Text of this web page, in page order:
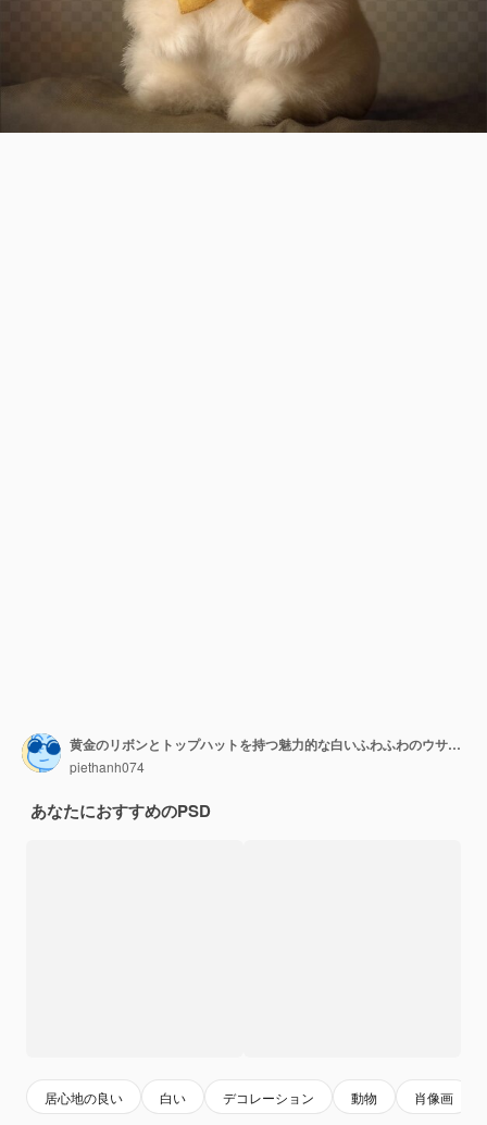
黄金のリボンとトップハットを持つ魅力的な白いふわふわのウサギのおもちゃ
piethanh074
あなたにおすすめのPSD
居心地の良い 白い デコレーション 動物 肖像画